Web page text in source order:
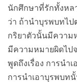
นักศึกษาที่รักทั้งหล
ว่า ถ้านำบุรพบทไ
กริยาตัวนั้นมีความ
มีความหมายผิดไป
พูดถึงเรื่อง การนำ
การนำเอาบุรพบท